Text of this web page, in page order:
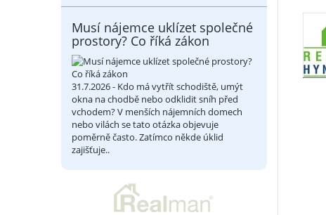
Musí nájemce uklízet společné
prostory? Co říká zákon
31.7.2026 - Kdo má vytřít schodiště, umýt
okna na chodbě nebo odklidit sníh před
vchodem? V menších nájemních domech
nebo vilách se tato otázka objevuje
poměrně často. Zatímco někde úklid
zajišťuje..